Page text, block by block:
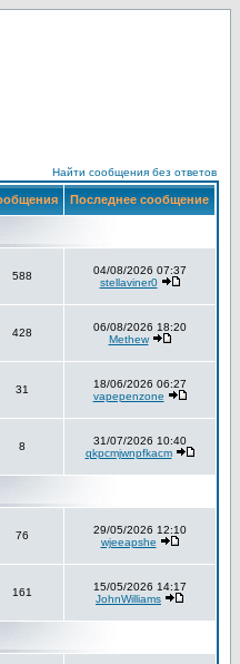
Найти сообщения без ответов
Последнее сообщение
588
04/08/2026 07:37
stellaviner0
428
06/08/2026 18:20
Methew
31
18/06/2026 06:27
vapepenzone
8
31/07/2026 10:40
qkpcmjwnpfkacm
76
29/05/2026 12:10
wjeeapshe
161
15/05/2026 14:17
JohnWilliams